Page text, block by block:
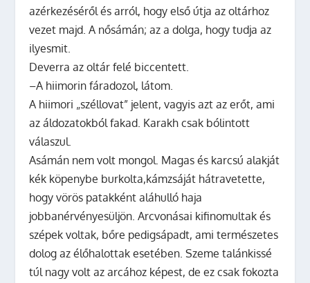
azérkezéséről és arról, hogy első útja az oltárhoz
vezet majd. A nősámán; az a dolga, hogy tudja az
ilyesmit.
Deverra az oltár felé biccentett.
–A hiimorin fáradozol, látom.
A hiimori „széllovat” jelent, vagyis azt az erőt, ami
az áldozatokból fakad. Karakh csak bólintott
válaszul.
Asámán nem volt mongol. Magas és karcsú alakját
kék köpenybe burkolta,kámzsáját hátravetette,
hogy vörös patakként aláhulló haja
jobbanérvényesüljön. Arcvonásai kifinomultak és
szépek voltak, bőre pedigsápadt, ami természetes
dolog az élőhalottak esetében. Szeme talánkissé
túl nagy volt az arcához képest, de ez csak fokozta